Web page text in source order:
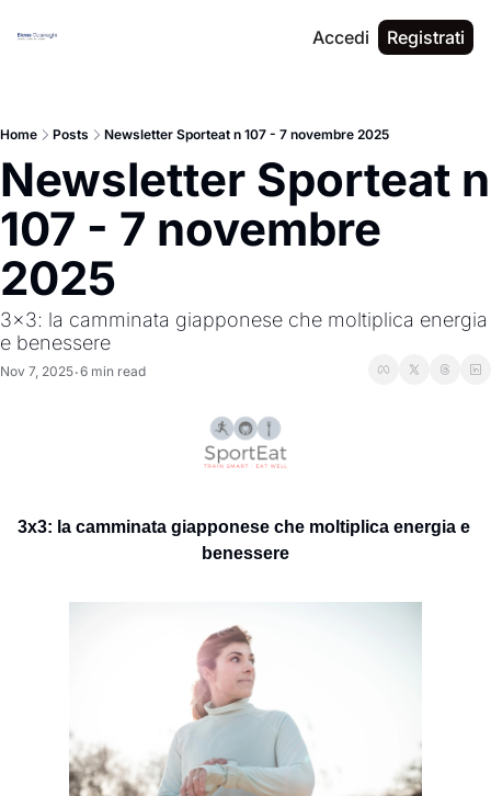
Accedi Registrati
Home Posts Newsletter Sporteat n 107 - 7 novembre 2025
Newsletter Sporteat n
107 - 7 novembre
2025
3x3: la camminata giapponese che moltiplica energia
e benessere
Nov 7, 2025•6 min read
3x3: la camminata giapponese che moltiplica energia e
benessere